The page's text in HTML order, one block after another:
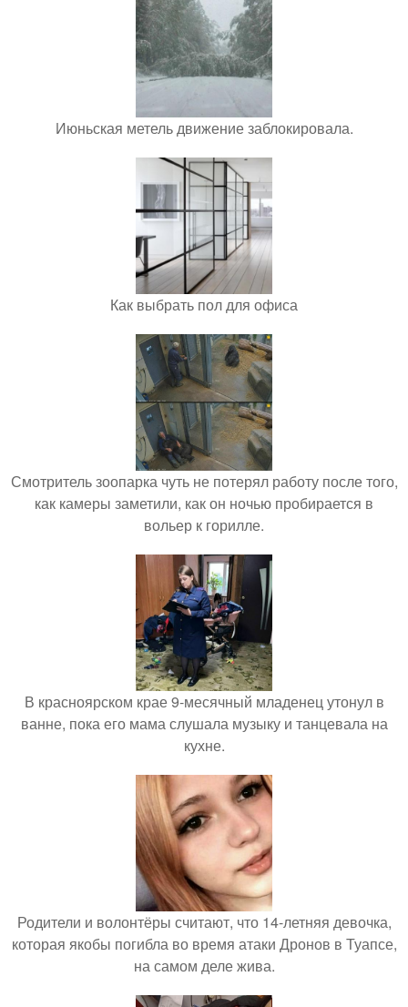
Июньская метель движение заблокировала.
Как выбрать пол для офиса
Смотритель зоопарка чуть не потерял работу после того,
как камеры заметили, как он ночью пробирается в
вольер к горилле.
В красноярском крае 9-месячный младенец утонул в
ванне, пока его мама слушала музыку и танцевала на
кухне.
Родители и волонтёры считают, что 14-летняя девочка,
которая якобы погибла во время атаки Дронов в Туапсе,
на самом деле жива.